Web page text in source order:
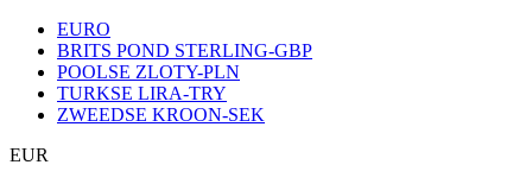
EURO
BRITS POND STERLING-GBP
POOLSE ZLOTY-PLN
TURKSE LIRA-TRY
ZWEEDSE KROON-SEK
EUR